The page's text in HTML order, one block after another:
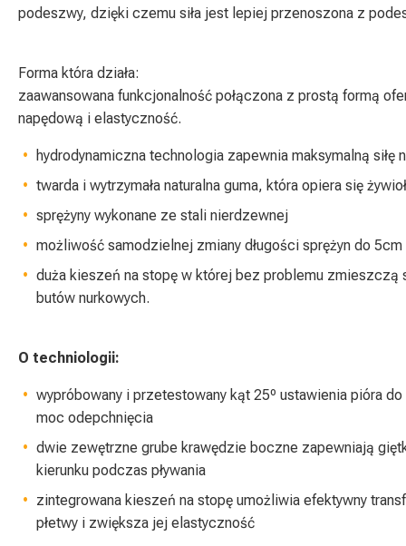
podeszwy, dzięki czemu siła jest lepiej przenoszona z
Forma która działa:
zaawansowana funkcjonalność połączona z prostą formą
napędową i elastyczność.
hydrodynamiczna technologia zapewnia maksymalną siłę
twarda i wytrzymała naturalna guma, która opiera się
sprężyny wykonane ze stali nierdzewnej
możliwość samodzielnej zmiany długości sprężyn do 5cm
duża kieszeń na stopę w której bez problemu zmieszczą
butów nurkowych.
O techniologii:
wypróbowany i przetestowany kąt 25º ustawienia pióra
moc odepchnięcia
dwie zewętrzne grube krawędzie boczne zapewniają
kierunku podczas pływania
zintegrowana kieszeń na stopę umożliwia efektywny
płetwy i zwiększa jej elastyczność